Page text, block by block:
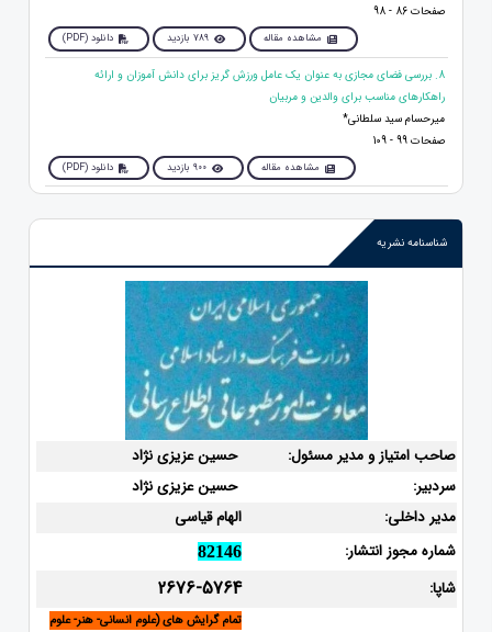
صفحات 86 - 98
مشاهده مقاله 789 بازدید دانلود (PDF)
8. بررسی فضای مجازی به عنوان یک عامل ورزش گریز برای دانش آموزان و ارائه
راهکارهای مناسب برای والدین و مربیان
میرحسام سید سلطانی*
صفحات 99 - 109
مشاهده مقاله 900 بازدید دانلود (PDF)
شناسنامه نشریه
صاحب امتیاز و مدیر مسئول:
حسین عزیزی نژاد
سردبیر:
حسین عزیزی نژاد
مدیر داخلی:
الهام قیاسی
شماره مجوز انتشار:
82146
شاپا: 2676-5764
تمام گرایش های (علوم انسانی- هنر- علوم